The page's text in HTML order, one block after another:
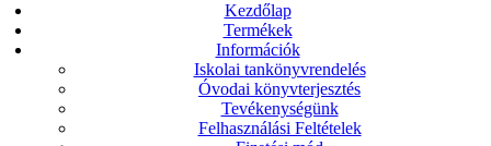
Kezdőlap
Termékek
Információk
Iskolai tankönyvrendelés
Óvodai könyvterjesztés
Tevékenységünk
Felhasználási Feltételek